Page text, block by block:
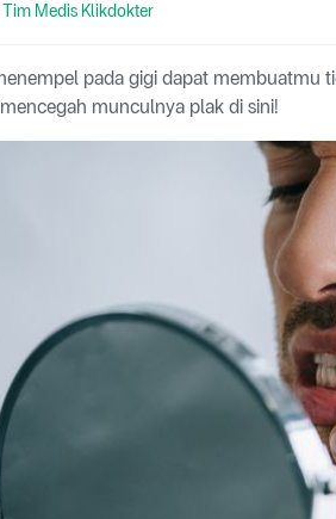
Tim Medis Klikdokter
pada gigi dapat membuatmu
munculnya plak di sini!